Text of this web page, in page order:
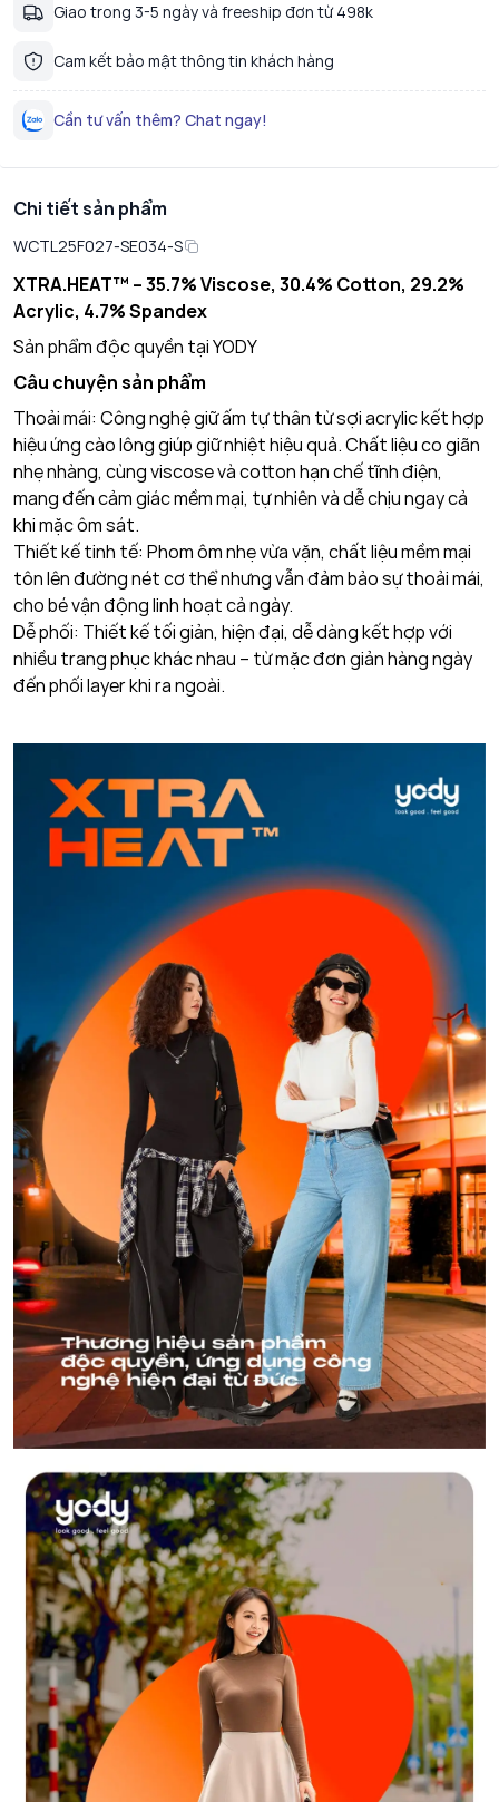
Giao trong 3-5 ngày và freeship đơn từ 498k
Cam kết bảo mật thông tin khách hàng
Cần tư vấn thêm? Chat ngay!
Chi tiết sản phẩm
WCTL25F027-SE034-S
XTRA.HEAT™ – 35.7% Viscose, 30.4% Cotton, 29.2%
Acrylic, 4.7% Spandex
Sản phẩm độc quyền tại YODY
Câu chuyện sản phẩm
Thoải mái: Công nghệ giữ ấm tự thân từ sợi acrylic kết hợp
hiệu ứng cào lông giúp giữ nhiệt hiệu quả. Chất liệu co giãn
nhẹ nhàng, cùng viscose và cotton hạn chế tĩnh điện,
mang đến cảm giác mềm mại, tự nhiên và dễ chịu ngay cả
khi mặc ôm sát.
Thiết kế tinh tế: Phom ôm nhẹ vừa vặn, chất liệu mềm mại
tôn lên đường nét cơ thể nhưng vẫn đảm bảo sự thoải mái,
cho bé vận động linh hoạt cả ngày.
Dễ phối: Thiết kế tối giản, hiện đại, dễ dàng kết hợp với
nhiều trang phục khác nhau – từ mặc đơn giản hàng ngày
đến phối layer khi ra ngoài.